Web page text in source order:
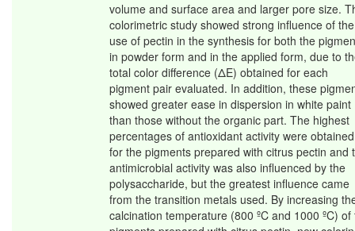
volume and surface area and larger pore size.
colorimetric study showed strong influence of the
use of pectin in the synthesis for both the
in powder form and in the applied form, due to
total color difference (ΔE) obtained for each
pigment pair evaluated. In addition, these
showed greater ease in dispersion in white paint
than those without the organic part. The highest
percentages of antioxidant activity were obtained
for the pigments prepared with citrus pectin and
antimicrobial activity was also influenced by the
polysaccharide, but the greatest influence came
from the transition metals used. By increasing
calcination temperature (800 ºC and 1000 ºC) of